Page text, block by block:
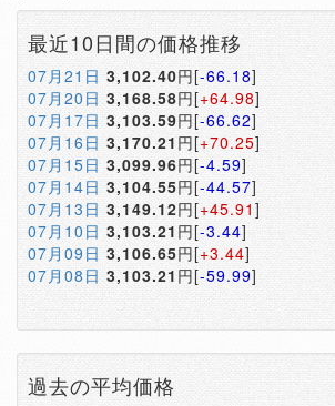
最近10日間の価格推移
07月21日 3,102.40円[-66.18]
07月20日 3,168.58円[+64.98]
07月17日 3,103.59円[-66.62]
07月16日 3,170.21 円[+70.25]
07月15日 3,099.96円[-4.59]
07月14日 3,104.55円[-44.57]
07月13日 3,149.12円[+45.91 ]
07月10日 3,103.21円[-3.44]
07月09日 3,106.65円[+3.44]
07月08日 3,103.21 円[-59.99]
過去の平均価格